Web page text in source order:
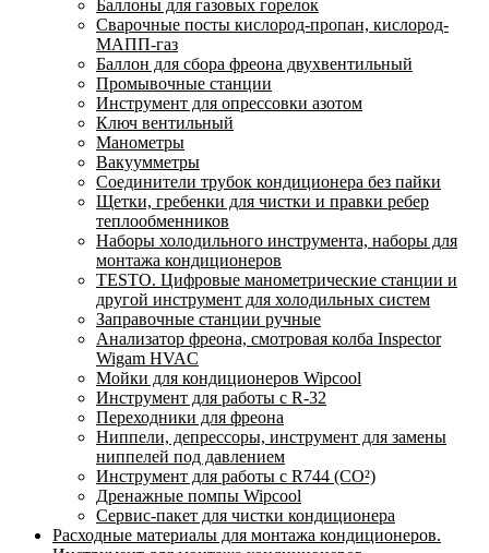
Баллоны для газовых горелок
Сварочные посты кислород-пропан, кислород-
МАПП-газ
Баллон для сбора фреона двухвентильный
Промывочные станции
Инструмент для опрессовки азотом
Ключ вентильный
Манометры
Вакуумметры
Соединители трубок кондиционера без пайки
Щетки, гребенки для чистки и правки ребер
теплообменников
Наборы холодильного инструмента, наборы для
монтажа кондиционеров
TESTO. Цифровые манометрические станции и
другой инструмент для холодильных систем
Заправочные станции ручные
Анализатор фреона, смотровая колба Inspector
Wigam HVAC
Мойки для кондиционеров Wipcool
Инструмент для работы с R-32
Переходники для фреона
Ниппели, депрессоры, инструмент для замены
ниппелей под давлением
Инструмент для работы с R744 (CO²)
Дренажные помпы Wipcool
Сервис-пакет для чистки кондиционера
Расходные материалы для монтажа кондиционеров.